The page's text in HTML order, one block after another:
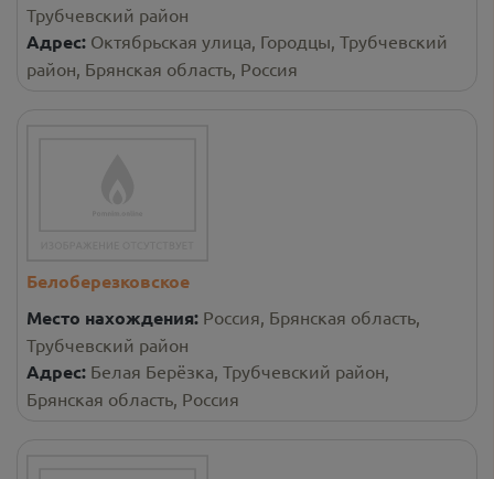
Трубчевский район
Адрес: Октябрьская улица, Городцы, Трубчевский
район, Брянская область, Россия
Белоберезковское
Место нахождения: Россия, Брянская область,
Трубчевский район
Адрес: Белая Берёзка, Трубчевский район,
Брянская область, Россия